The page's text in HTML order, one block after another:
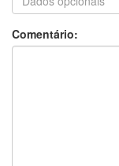
distribui
Comentário: